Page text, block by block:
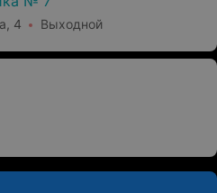
4 Выходной